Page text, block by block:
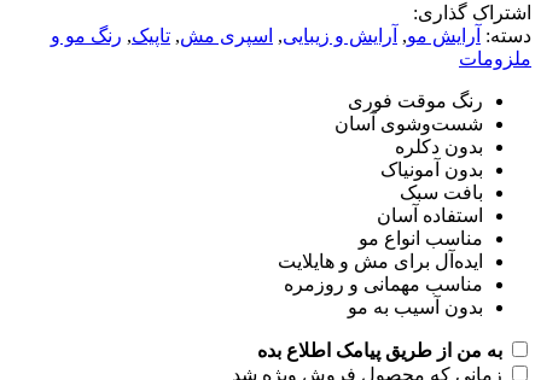
گذاری:
آرایش مو , آرایش و زیبایی, اسپری مش, تاپیک, رنگ مو و
رنگ موقت فوری
شست‌وشوی آسان
بدون دکلره
بدون آمونیاک
بافت سبک
استفاده آسان
مناسب انواع مو
ایده‌آل برای مش و هایلایت
مناسب مهمانی و روزمره
بدون آسیب به مو
به من از طریق پیامک اطلاع بده
زمانی که محصول فروش ویژه شد